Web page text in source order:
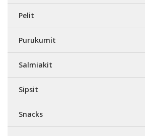
Pelit
Purukumit
Salmiakit
Sipsit
Snacks